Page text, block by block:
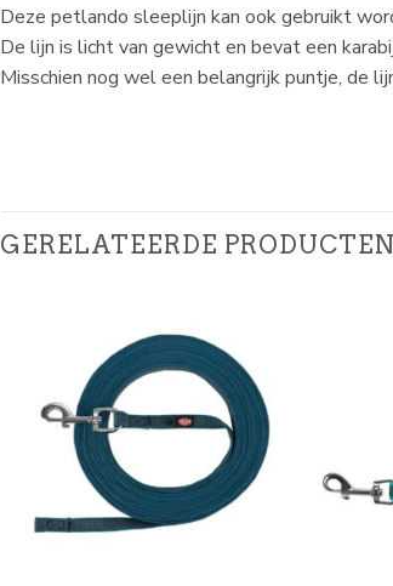
Deze petlando sleeplijn kan ook gebruikt
De lijn is licht van gewicht en bevat een
Misschien nog wel een belangrijk puntje, de
GERELATEERDE PRODUCTEN